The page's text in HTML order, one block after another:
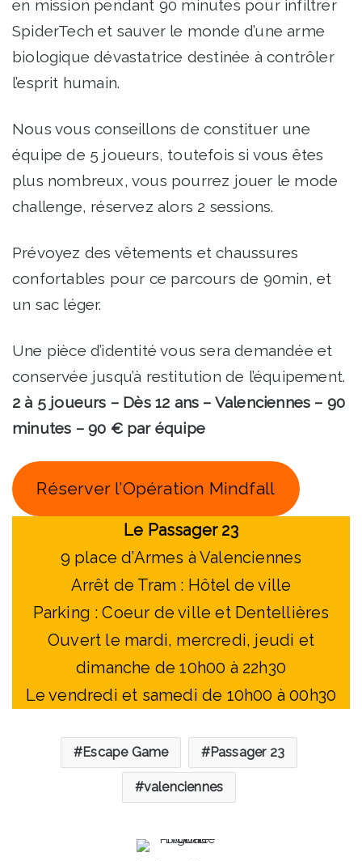
en mission pendant 90 minutes pour infiltrer
SpiderTech et sauver le monde d’une arme
biologique dévastatrice destinée à contrôler
l’esprit humain.
Nous vous conseillons de constituer une
équipe de 5 joueurs, toutefois si vous êtes
plus nombreux, vous pourrez jouer le mode
challenge, réservez alors 2 sessions.
Prévoyez des vêtements et chaussures
confortables pour ce parcours de 90min, et
un sac léger.
Une pièce d’identité vous sera demandée et
conservée jusqu’à restitution de l’équipement.
2 à 5 joueurs – Dès 12 ans – Valenciennes – 90
minutes – 90 € par équipe
Réserver l’Opération Mindfall
Le Passager 23
9 place d’Armes à Valenciennes
Arrêt de Tram : Hôtel de ville
Parking : Coeur de ville et Dentellières
Ouvert le mardi, mercredi, jeudi et
dimanche de 10h00 à 22h30
Le vendredi et samedi de 10h00 à 00h30
Escape Game Passager 23
valenciennes